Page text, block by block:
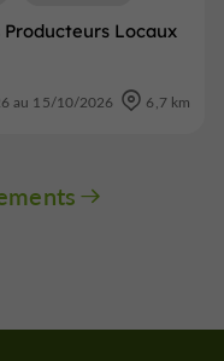
Producteurs Locaux
au 15/10/2026 6,7 km